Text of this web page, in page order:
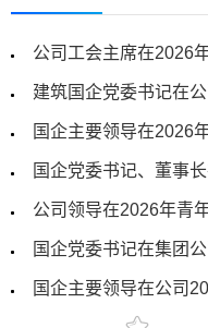
公司工会主席在2026
国企主要领导在2026
公司领导在2026年青
国企主要领导在公司